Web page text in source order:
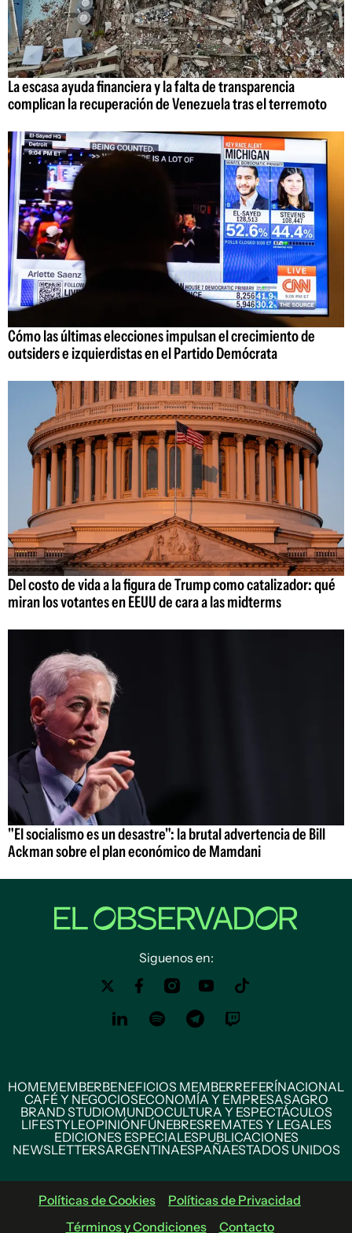
La escasa ayuda financiera y la falta de transparencia
complican la recuperación de Venezuela tras el terremoto
Cómo las últimas elecciones impulsan el crecimiento de
outsiders e izquierdistas en el Partido Demócrata
Del costo de vida a la figura de Trump como catalizador: qué
miran los votantes en EEUU de cara a las midterms
"El socialismo es un desastre": la brutal advertencia de Bill
Ackman sobre el plan económico de Mamdani
Siguenos en:
HOMEMEMBERBENEFICIOS MEMBERREFERÍNACIONAL
CAFÉ Y NEGOCIOSECONOMÍA Y EMPRESASAGRO
BRAND STUDIOMUNDOCULTURA Y ESPECTÁCULOS
LIFESTYLEOPINIÓNFÚNEBRESREMATES Y LEGALES
EDICIONES ESPECIALESPUBLICACIONES
NEWSLETTERSARGENTINAESPAÑAESTADOS UNIDOS
Políticas de Cookies
Políticas de Privacidad
Términos y Condiciones
Contacto